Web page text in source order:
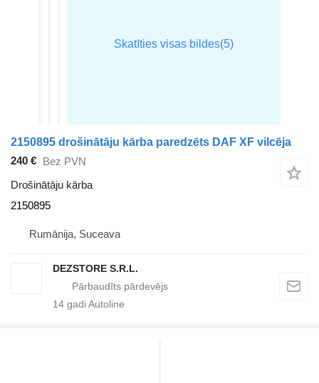
2150895 drošinātāju kārba paredzēts DAF XF vilcēja
240 €
Bez PVN
Drošinātāju kārba
2150895
Rumānija, Suceava
DEZSTORE S.R.L.
14 gadi Autoline